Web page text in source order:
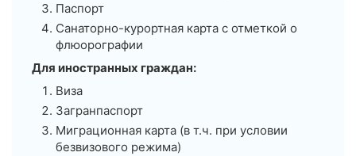
Паспорт
Санаторно-курортная карта с отметкой о
флюорографии
Для иностранных граждан:
Виза
Загранпаспорт
Миграционная карта (в т.ч. при условии
безвизового режима)